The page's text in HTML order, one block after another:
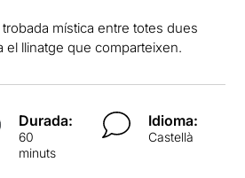
trobada mística entre totes dues
el llinatge que comparteixen.
Durada:
60
minuts
Idioma:
Castellà